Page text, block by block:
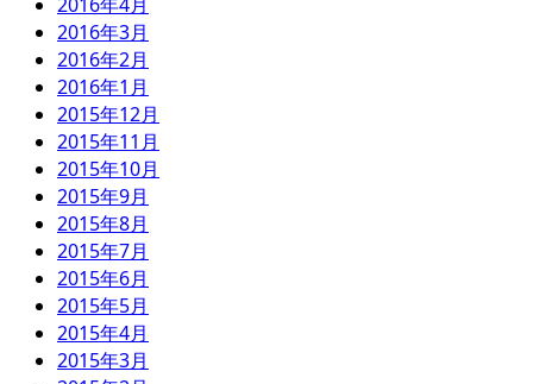
2016年3月
2016年2月
2016年1月
2015年12月
2015年11月
2015年10月
2015年9月
2015年8月
2015年7月
2015年6月
2015年5月
2015年4月
2015年3月